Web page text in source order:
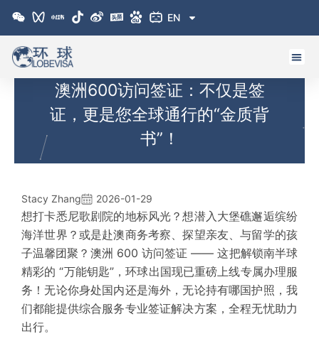
EN
澳洲600访问签证：不仅是签
证，更是您全球通行的“金质背
书”！
Stacy Zhang 2026-01-29
想打卡悉尼歌剧院的地标风光？想潜入大堡礁邂逅缤纷
海洋世界？或是赴澳商务考察、探望亲友、与留学的孩
子温馨团聚？澳洲 600 访问签证 —— 这把解锁南半球
精彩的 “万能钥匙”，环球出国现已重磅上线专属办理服
务！无论你身处国内还是海外，无论持有哪国护照，我
们都能提供综合服务专业签证解决方案，全程无忧助力
出行。